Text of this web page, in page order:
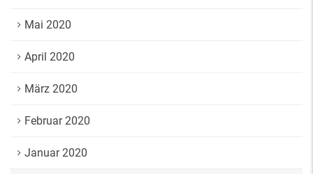
Mai 2020
April 2020
März 2020
Februar 2020
Januar 2020